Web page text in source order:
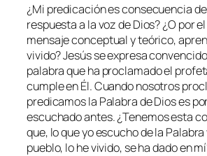
¿Mi predicación es consecuencia
respuesta a la voz de Dios? ¿O por
mensaje conceptual y teórico,
vivido? Jesús se expresa
palabra que ha proclamado el
cumple en Él. Cuando nosotros
predicamos la Palabra de Dios es
escuchado antes. ¿Tenemos esta
que, lo que yo escucho de la
pueblo, lo he vivido, se ha dado en